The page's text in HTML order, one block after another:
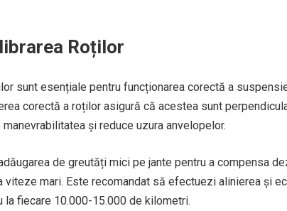
Roților
sunt esențiale pentru funcționarea corectă a
corectă a roților asigură că acestea sunt
și reduce uzura anvelopelor.
de greutăți mici pe jante pentru a compensa
viteze mari. Este recomandat să efectuezi alinierea și
la fiecare 10.000-15.000 de kilometri.